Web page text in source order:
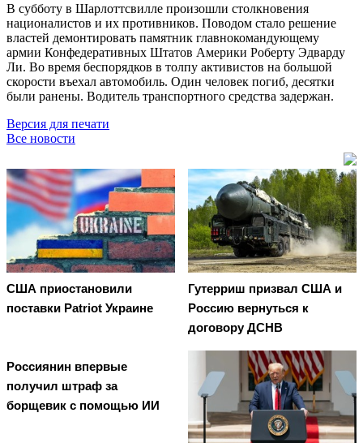
В субботу в Шарлоттсвилле произошли столкновения
националистов и их противников. Поводом стало решение
властей демонтировать памятник главнокомандующему
армии Конфедеративных Штатов Америки Роберту Эдварду
Ли. Во время беспорядков в толпу активистов на большой
скорости въехал автомобиль. Один человек погиб, десятки
были ранены. Водитель транспортного средства задержан.
Версия для печати
Все новости
США приостановили
поставки Patriot Украине
Гутерриш призвал США и
Россию вернуться к
договору ДСНВ
Россиянин впервые
получил штраф за
борщевик с помощью ИИ